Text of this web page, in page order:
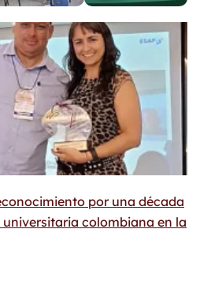
por una década
colombiana en la